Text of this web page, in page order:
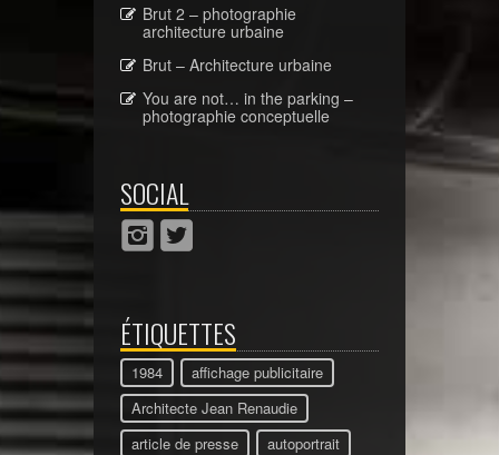
Brut 2 – photographie
architecture urbaine
Brut – Architecture urbaine
You are not… in the parking –
photographie conceptuelle
SOCIAL
ÉTIQUETTES
1984
affichage publicitaire
Architecte Jean Renaudie
article de presse
autoportrait